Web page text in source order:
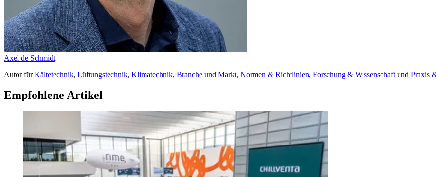
Axel de Schmidt
AutorfürKältetechnik, Lüftungstechnik, Klimatechnik, Branche und Markt, Normen & Richtlinien, Forschung & Wissenschaft und Praxis
Empfohlene Artikel